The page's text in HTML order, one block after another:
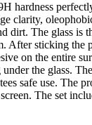
hardness
clarity,
dirt. The glass is
After sticking the
on the entire
the glass.
safe use. The
The set